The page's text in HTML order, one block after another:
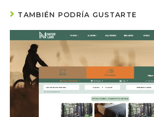
TAMBIÉN PODRÍA GUSTARTE